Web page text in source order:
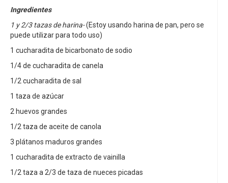
Ingredientes
1 y 2/3 tazas de harina-(Estoy usando harina de pan, pero se
puede utilizar para todo uso)
1 cucharadita de bicarbonato de sodio
1/4 de cucharadita de canela
1/2 cucharadita de sal
1 taza de azúcar
2 huevos grandes
1/2 taza de aceite de canola
3 plátanos maduros grandes
1 cucharadita de extracto de vainilla
1/2 taza a 2/3 de taza de nueces picadas